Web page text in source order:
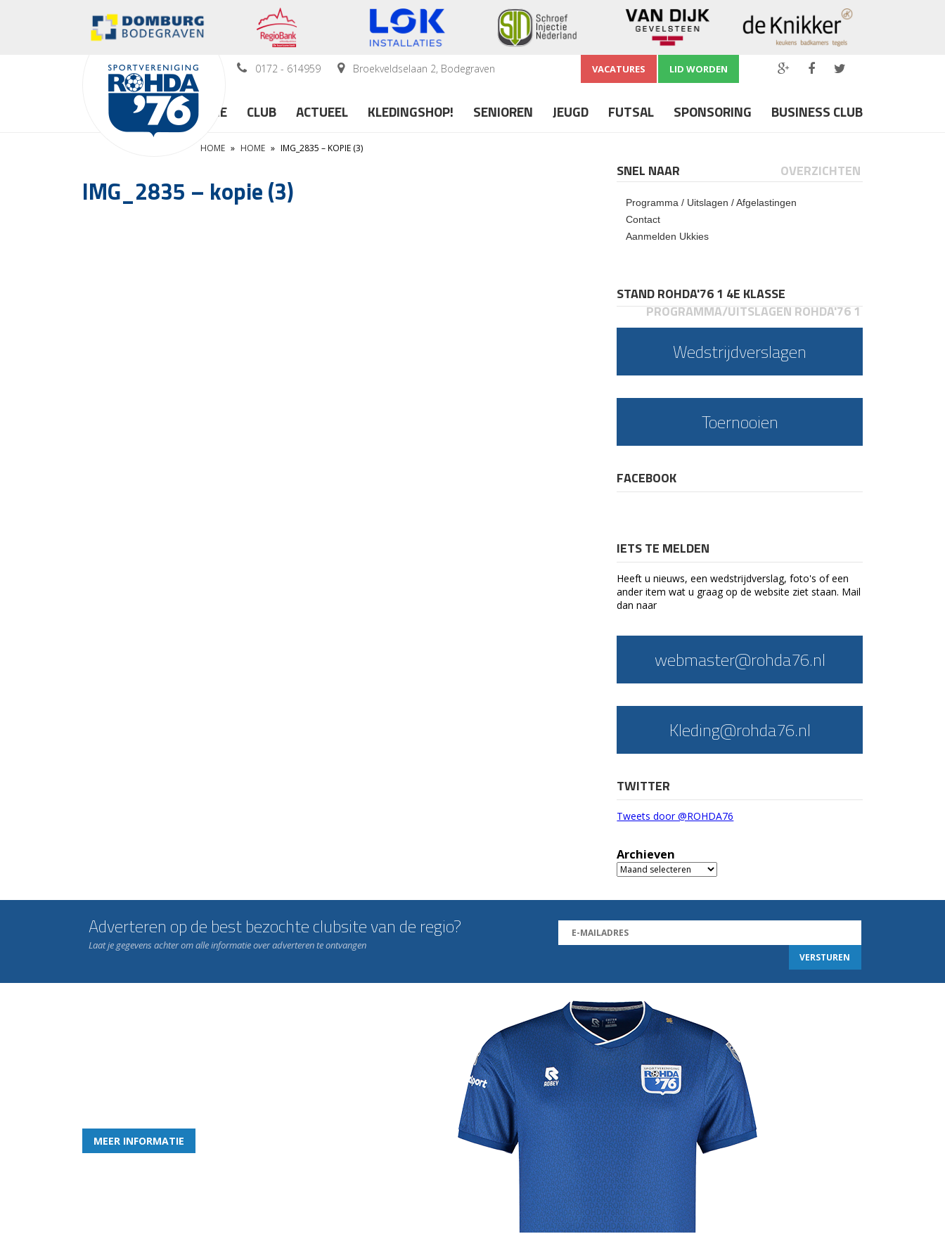
0172 - 614959 Broekveldselaan 2, Bodegraven VACATURES LID WORDEN
HOME CLUB ACTUEEL KLEDINGSHOP! SENIOREN JEUGD FUTSAL SPONSORING BUSINESS CLUB
HOME » HOME » IMG_2835 – KOPIE (3)
IMG_2835 – kopie (3)
SNEL NAAR OVERZICHTEN
Programma / Uitslagen / Afgelastingen
Contact
Aanmelden Ukkies
STAND ROHDA'76 1 4E KLASSE
PROGRAMMA/UITSLAGEN ROHDA'76 1
Wedstrijdverslagen
Toernooien
FACEBOOK
IETS TE MELDEN
Heeft u nieuws, een wedstrijdverslag, foto's of een
ander item wat u graag op de website ziet staan. Mail
dan naar
webmaster@rohda76.nl
Kleding@rohda76.nl
TWITTER
Tweets door @ROHDA76
Archieven
Archieven
Adverteren op de best bezochte clubsite van de regio?
Laat je gegevens achter om alle informatie over adverteren te ontvangen
MEER INFORMATIE